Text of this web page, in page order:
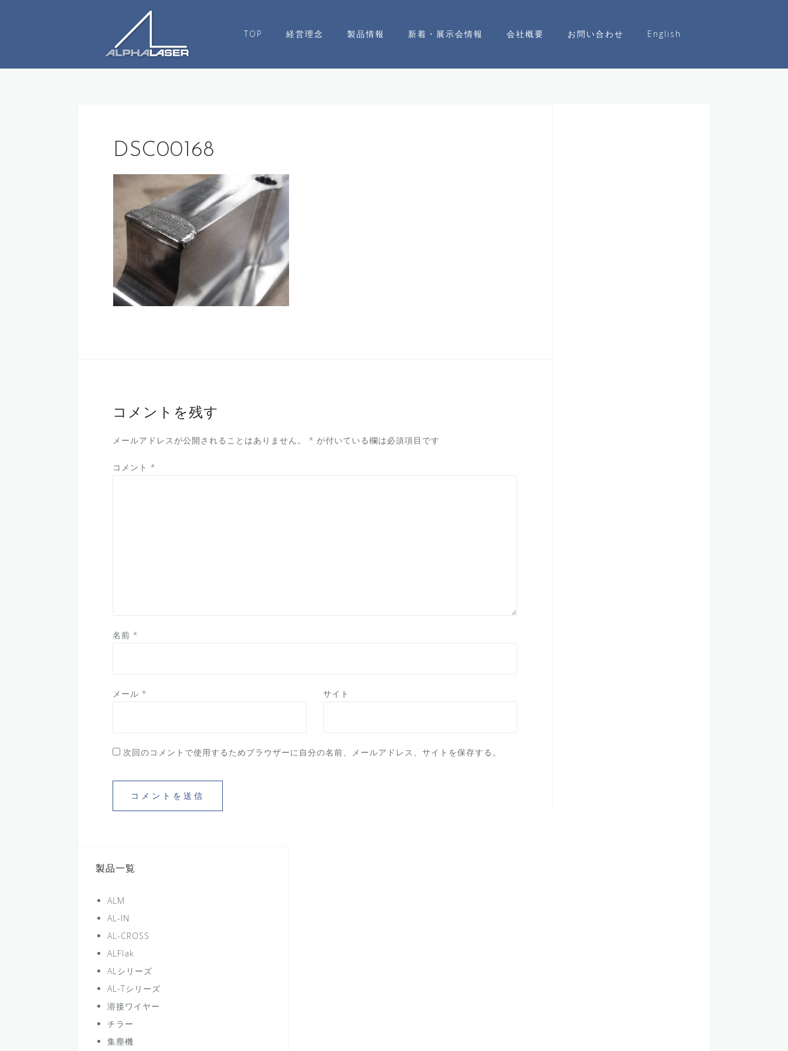
ツ
TOP 経営理念 製品情報 新着・展示会情報 会社概要 お問い合わせ English
DSC00168
コメントを残す
メールアドレスが公開されることはありません。 * が付いている欄は必須項目です
コメント *
名前 *
メール * サイト
次回のコメントで使用するためブラウザーに自分の名前、メールアドレス、サイトを保存する。
製品一覧
ALM
AL-IN
AL-CROSS
ALFlak
ALシリーズ
AL-Tシリーズ
溶接ワイヤー
チラー
集塵機